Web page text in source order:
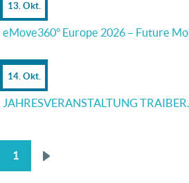
13. Okt.
eMove360° Europe 2026 – Future
14. Okt.
JAHRESVERANSTALTUNG
1